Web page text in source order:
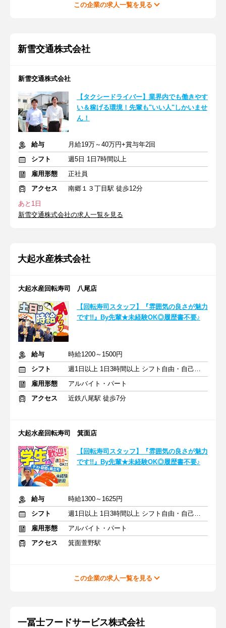
この企業の求人一覧を見る
新雪交通株式会社
新雪交通株式会社
【タクシードライバー】業界内でも働きやす
い＆稼げる環境！先輩も"いい人"しかいませ
ん！
給与
月給19万～40万円+賞与年2回
シフト
週5日 1日7時間以上
雇用形態
正社員
アクセス
南郷１３丁目駅 徒歩12分
あと1日
新雪交通株式会社の求人一覧を見る
大起水産株式会社
大起水産回転寿司 八尾店
【回転寿司スタッフ】『雰囲気の良さが魅力
です!!』By先輩★未経験OK◎履歴書不要♪
給与
時給1200～1500円
シフト
週1日以上 1日3時間以上 シフト自由・自己申告
雇用形態
アルバイト・パート
アクセス
近鉄八尾駅 徒歩7分
大起水産回転寿司 箕面店
【回転寿司スタッフ】『雰囲気の良さが魅力
です!!』By先輩★未経験OK◎履歴書不要♪
給与
時給1300～1625円
シフト
週1日以上 1日3時間以上 シフト自由・自己申告
雇用形態
アルバイト・パート
アクセス
箕面萱野駅
この企業の求人一覧を見る
一冨士フードサービス株式会社